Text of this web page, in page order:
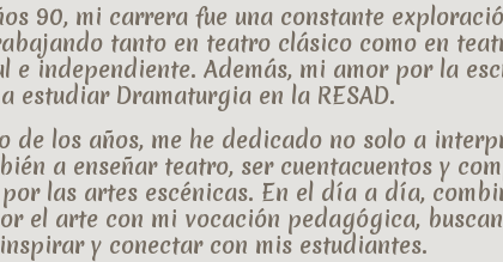
90, mi carrera fue una constante
tanto en teatro clásicocomo en
e independiente. Además, mi amor por la
estudiar Dramaturgiaen la RESAD.
de los años, me he dedicado no solo a
a enseñar teatro, ser cuentacuentosy
las artes escénicas. En el día a día,
el arte con mi vocación pedagógica,
y conectar con mis estudiantes.